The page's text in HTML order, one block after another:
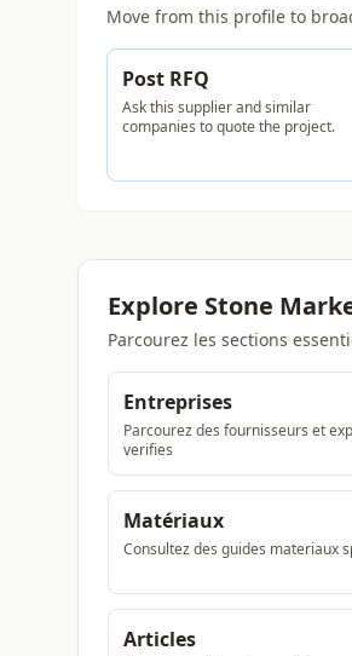
Move from this profile to
Post RFQ
Ask this supplier and similar
companies to quote the project.
Explore Stone
Parcourez les sections
Entreprises
Parcourez des fournisseurs et
verifies
Matériaux
Consultez des guides materiaux
Articles